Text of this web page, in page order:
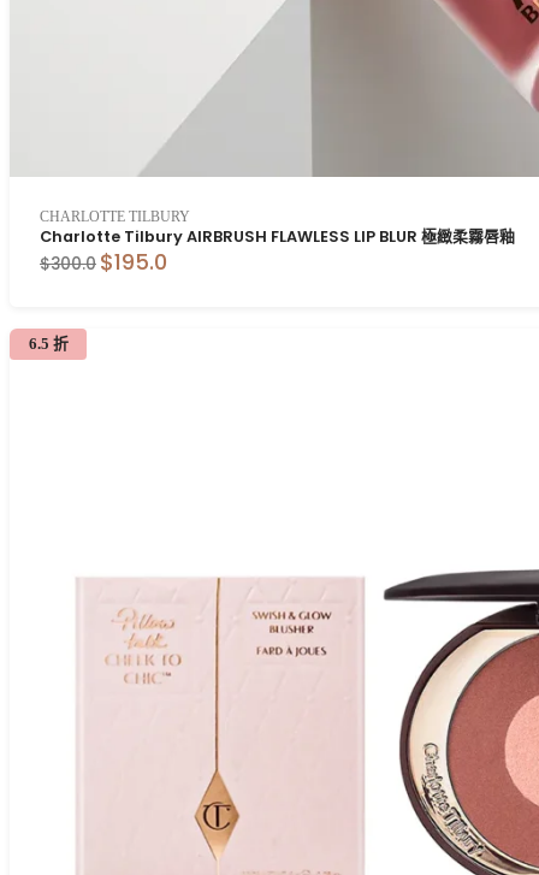
CHARLOTTE TILBURY
Charlotte Tilbury AIRBRUSH FLAWLESS LIP BLUR 極緻柔霧唇釉
$300.0 $195.0
6.5 折